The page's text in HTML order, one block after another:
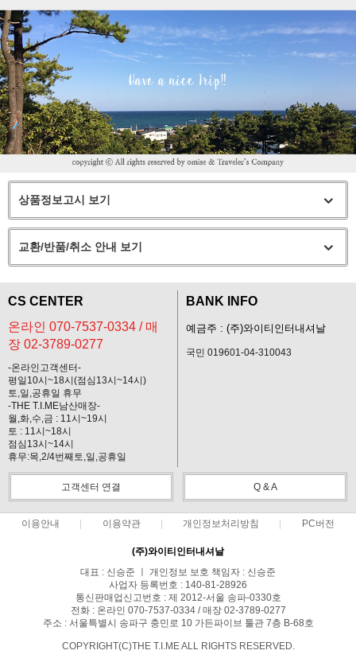
상품정보고시 보기
교환/반품/취소 안내 보기
CS CENTER
온라인 070-7537-0334 / 매
장 02-3789-0277
-온라인고객센터-
평일10시~18시(점심13시~14시)
토,일,공휴일 휴무
-THE T.I.ME남산매장-
월,화,수,금 : 11시~19시
토 : 11시~18시
점심13시~14시
휴무:목,2/4번째토,일,공휴일
BANK INFO
예금주 : (주)와이티인터내셔날
국민 019601-04-310043
고객센터 연결 Q & A
이용안내 이용약관 개인정보처리방침 PC버전
(주)와이티인터내셔날
대표 : 신승준 ㅣ 개인정보 보호 책임자 : 신승준
사업자 등록번호 : 140-81-28926
통신판매업신고번호 : 제 2012-서울 송파-0330호
전화 : 온라인 070-7537-0334 / 매장 02-3789-0277
주소 : 서울특별시 송파구 충민로 10 가든파이브 툴관 7층 B-68호
COPYRIGHT(C)THE T.I.ME ALL RIGHTS RESERVED.